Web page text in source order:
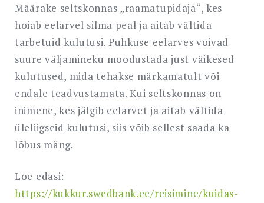
Määrake seltskonnas „raamatupidaja“, kes
hoiab eelarvel silma peal ja aitab vältida
tarbetuid kulutusi. Puhkuse eelarves võivad
suure väljamineku moodustada just väikesed
kulutused, mida tehakse märkamatult või
endale teadvustamata. Kui seltskonnas on
inimene, kes jälgib eelarvet ja aitab vältida
üleliigseid kulutusi, siis võib sellest saada ka
lõbus mäng.
Loe edasi:
https://kukkur.swedbank.ee/reisimine/kuidas-